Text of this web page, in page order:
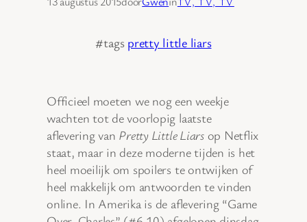
#tags pretty little liars
Officieel moeten we nog een weekje
wachten tot de voorlopig laatste
aflevering van Pretty Little Liarsop Netflix
staat, maar in deze moderne tijden is het
heel moeilijk om spoilers te ontwijken of
heel makkelijk om antwoorden te vinden
online. In Amerika is de aflevering “Game